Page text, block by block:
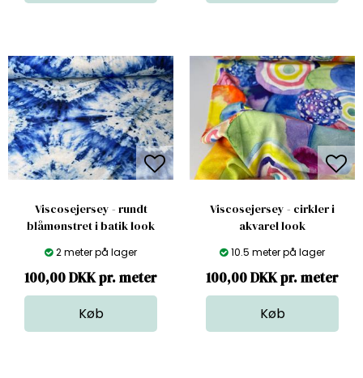
Viscosejersey - rundt
blåmønstret i batik look
2 meter på lager
100,00 DKK pr. meter
Viscosejersey - cirkler i
akvarel look
10.5 meter på lager
100,00 DKK pr. meter